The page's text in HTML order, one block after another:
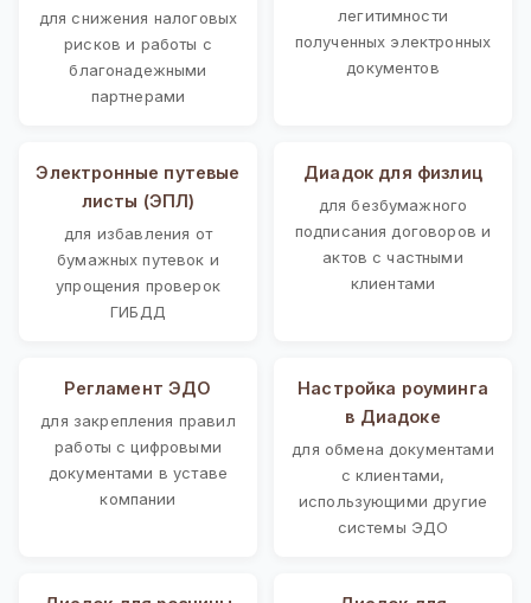
для снижения налоговых
рисков и работы с
благонадежными
партнерами
легитимности
полученных электронных
документов
Электронные путевые
листы (ЭПЛ)
для избавления от
бумажных путевок и
упрощения проверок
ГИБДД
Диадок для физлиц
для безбумажного
подписания договоров и
актов с частными
клиентами
Регламент ЭДО
для закрепления правил
работы с цифровыми
документами в уставе
компании
Настройка роуминга
в Диадоке
для обмена документами
с клиентами,
использующими другие
системы ЭДО